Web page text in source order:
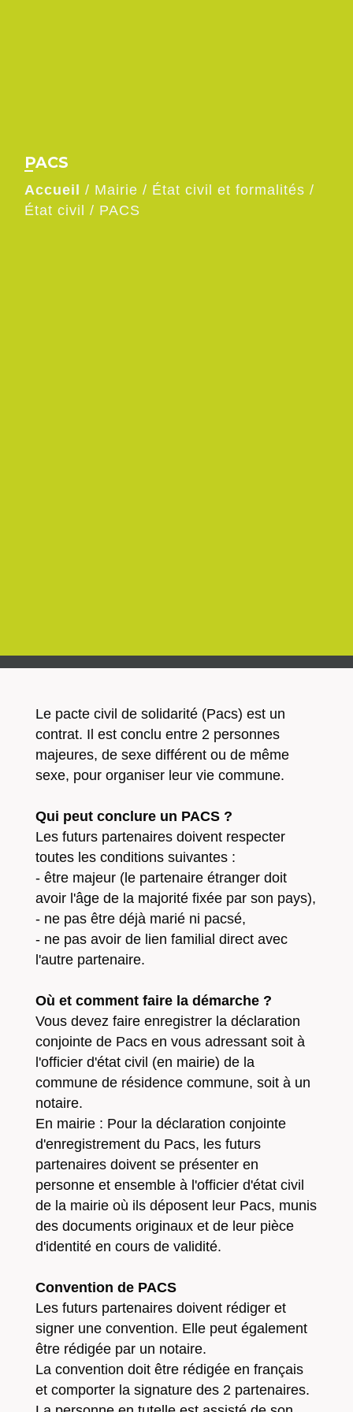
PACS
Accueil / Mairie / État civil et formalités /
État civil / PACS
Le pacte civil de solidarité (Pacs) est un
contrat. Il est conclu entre 2 personnes
majeures, de sexe différent ou de même
sexe, pour organiser leur vie commune.
Qui peut conclure un PACS ?
Les futurs partenaires doivent respecter
toutes les conditions suivantes :
- être majeur (le partenaire étranger doit
avoir l'âge de la majorité fixée par son pays),
- ne pas être déjà marié ni pacsé,
- ne pas avoir de lien familial direct avec
l'autre partenaire.
Où et comment faire la démarche ?
Vous devez faire enregistrer la déclaration
conjointe de Pacs en vous adressant soit à
l'officier d'état civil (en mairie) de la
commune de résidence commune, soit à un
notaire.
En mairie : Pour la déclaration conjointe
d'enregistrement du Pacs, les futurs
partenaires doivent se présenter en
personne et ensemble à l'officier d'état civil
de la mairie où ils déposent leur Pacs, munis
des documents originaux et de leur pièce
d'identité en cours de validité.
Convention de PACS
Les futurs partenaires doivent rédiger et
signer une convention. Elle peut également
être rédigée par un notaire.
La convention doit être rédigée en français
et comporter la signature des 2 partenaires.